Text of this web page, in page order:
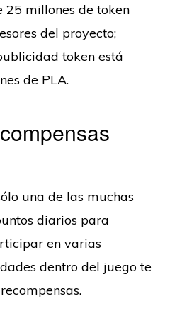
25 millones de token
del proyecto;
token está
de PLA.
una de las muchas
diarios para
en varias
dentro del juego te